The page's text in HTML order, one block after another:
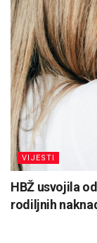
VIJESTI
HBŽ usvojila
rodiljnih